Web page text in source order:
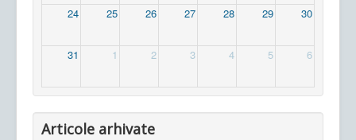
24 25 26 27 28 29 30
31 1 2 3 4 5 6
Articole arhivate